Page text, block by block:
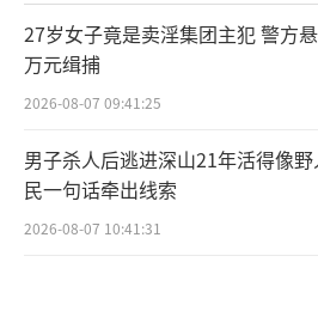
选择人工智能专业，
一种“终身学习”的职业生
的起点和天花板，也要求
充满好奇心、能用代码和
探索者。
27岁女子竟是卖淫集团主犯 警方
万元缉捕
2026-08-07 09:41:25
男子杀人后逃进深山21年活得像
民一句话牵出线索
2026-08-07 10:41:31